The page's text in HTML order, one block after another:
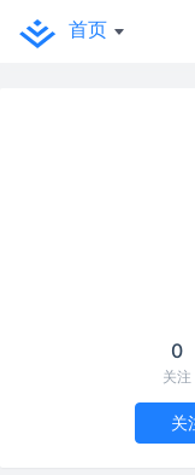
首页
0
关注
关